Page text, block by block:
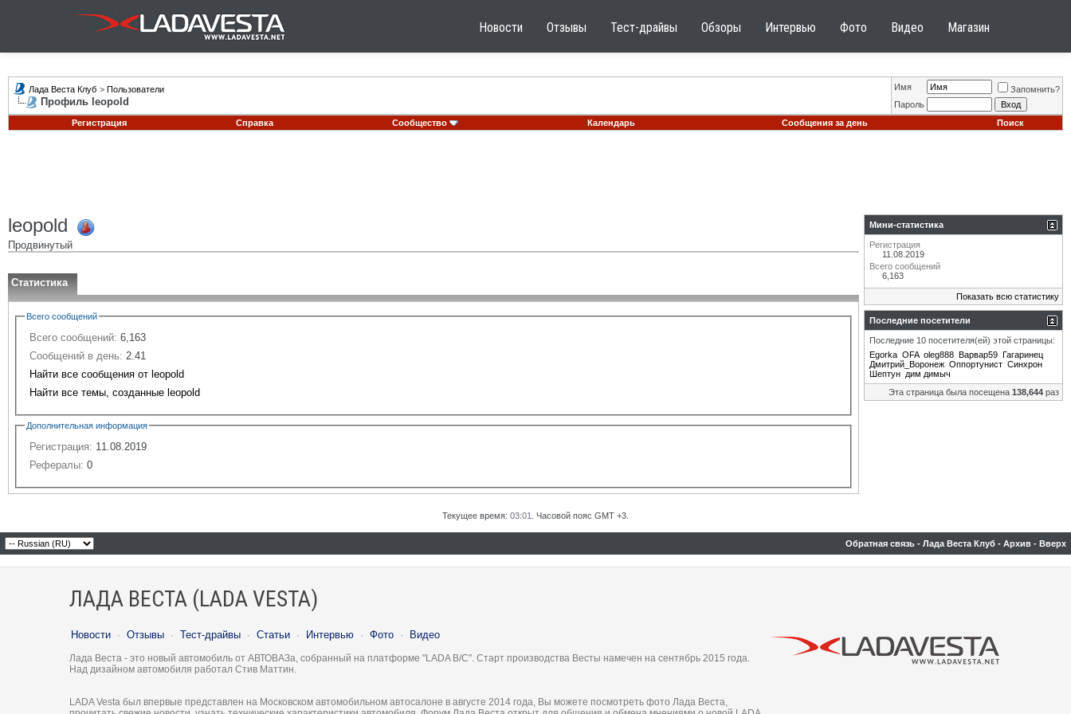
Новости Отзывы Тест-драйвы Обзоры Интервью Фото Видео Магазин
Лада Веста Клуб > Пользователи
Профиль leopold
Имя
Запомнить?
Пароль
Регистрация
Справка Сообщество Календарь Сообщения за день Поиск
leopold
Продвинутый
Статистика
Всего сообщений
Всего сообщений: 6,163
Сообщений в день: 2.41
Найти все сообщения от leopold
Найти все темы, созданные leopold
Дополнительная информация
Регистрация: 11.08.2019
Рефералы: 0
Мини-статистика
Регистрация
11.08.2019
Всего сообщений
6,163
Показать всю статистику
Последние посетители
Последние 10 посетителя(ей) этой страницы:
Egorka OFA oleg888 Варвар59 Гагаринец
Дмитрий_Воронеж Оппортунист Синхрон
Шептун дим димыч
Эта страница была посещена 138,644 раз
Текущее время: 03:01 . Часовой пояс GMT +3.
Обратная связь - Лада Веста Клуб - Архив - Вверх
ЛАДА ВЕСТА (LADA VESTA)
Новости · Отзывы · Тест-драйвы · Статьи · Интервью · Фото · Видео
Лада Веста - это новый автомобиль от АВТОВАЗа, собранный на платформе "LADA B/C". Старт производства Весты намечен на сентябрь 2015 года.
Над дизайном автомобиля работал Стив Маттин.
LADA Vesta был впервые представлен на Московском автомобильном автосалоне в августе 2014 года, Вы можете посмотреть фото Лада Веста,